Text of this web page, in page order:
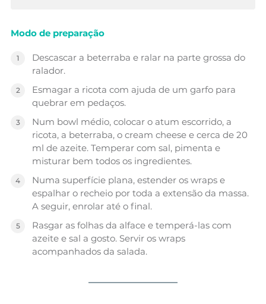
Modo de preparação
Descascar a beterraba e ralar na parte grossa do
ralador.
Esmagar a ricota com ajuda de um garfo para
quebrar em pedaços.
Num bowl médio, colocar o atum escorrido, a
ricota, a beterraba, o cream cheese e cerca de 20
ml de azeite. Temperar com sal, pimenta e
misturar bem todos os ingredientes.
Numa superfície plana, estender os wraps e
espalhar o recheio por toda a extensão da massa.
A seguir, enrolar até o final.
Rasgar as folhas da alface e temperá-las com
azeite e sal a gosto. Servir os wraps
acompanhados da salada.